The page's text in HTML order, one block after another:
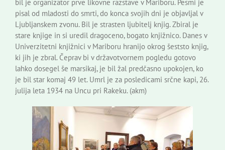
bil je organizator prve likovne razstave v Mariboru. Pesmi je
pisal od mladosti do smrti, do konca svojih dni je objavljal v
Ljubljanskem zvonu. Bil je strasten ljubitelj knjig. Zbiral je
stare knjige in si uredil dragoceno, bogato knjižnico. Danes v
Univerzitetni knjižnici v Mariboru hranijo okrog šeststo knjig,
ki jih je zbral. Čeprav bi v državotvornem pogledu gotovo
lahko dosegel še marsikaj, je bil žal predčasno upokojen, ko
je bil star komaj 49 let. Umrl je za posledicami srčne kapi, 26.
julija leta 1934 na Uncu pri Rakeku. (akm)